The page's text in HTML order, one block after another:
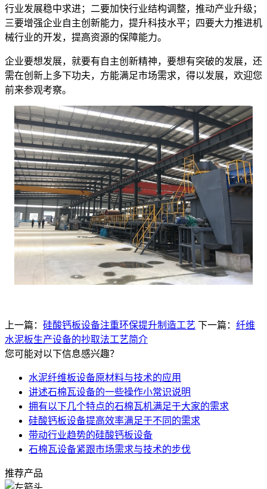
行业发展稳中求进；二要加快行业结构调整，推动产业升级；
三要增强企业自主创新能力，提升科技水平；四要大力推进机
械行业的开发，提高资源的保障能力。
企业要想发展，就要有自主创新精神，要想有突破的发展，还
需在创新上多下功夫，方能满足市场需求，得以发展，欢迎您
前来参观考察。
上一篇： 硅酸钙板设备注重环保提升制造工艺 下一篇： 纤维
水泥板生产设备的抄取法工艺简介
您可能对以下信息感兴趣？
水泥纤维板设备原材料与技术的应用
讲述石棉瓦设备的一些操作小常识说明
拥有以下几个特点的石棉瓦机满足于大家的需求
硅酸钙板设备提高效率满足于不同的需求
带动行业趋势的硅酸钙板设备
石棉瓦设备紧跟市场需求与技术的步伐
推荐产品